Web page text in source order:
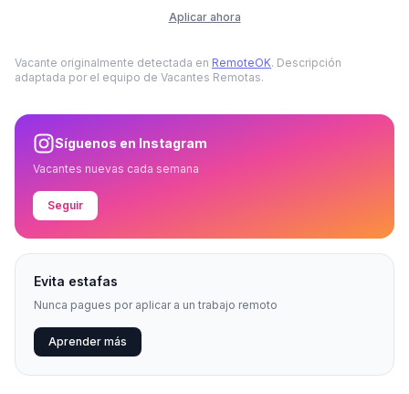
Aplicar ahora
Vacante originalmente detectada en RemoteOK. Descripción
adaptada por el equipo de Vacantes Remotas.
Síguenos en Instagram
Vacantes nuevas cada semana
Seguir
Evita estafas
Nunca pagues por aplicar a un trabajo remoto
Aprender más